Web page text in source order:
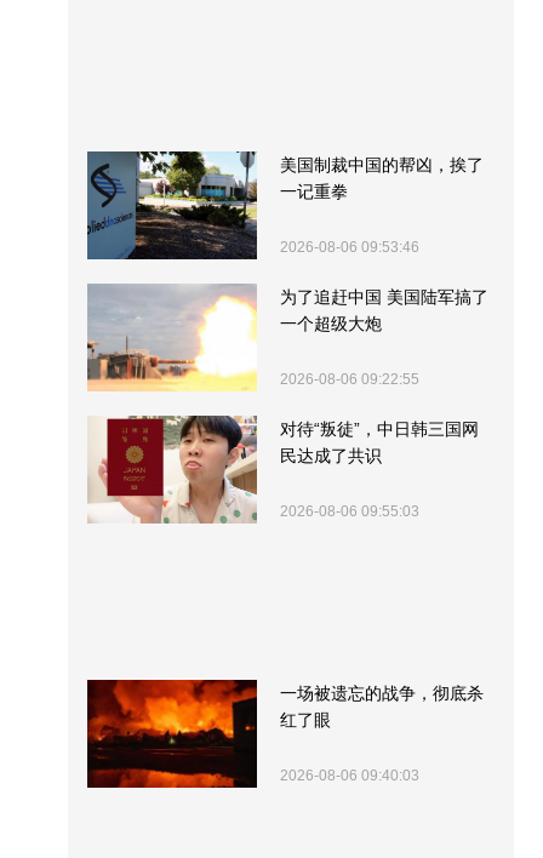
美国制裁中国的帮凶，挨了
一记重拳
2026-08-06 09:53:46
为了追赶中国 美国陆军搞了
一个超级大炮
2026-08-06 09:22:55
对待“叛徒”，中日韩三国网
民达成了共识
2026-08-06 09:55:03
一场被遗忘的战争，彻底杀
红了眼
2026-08-06 09:40:03